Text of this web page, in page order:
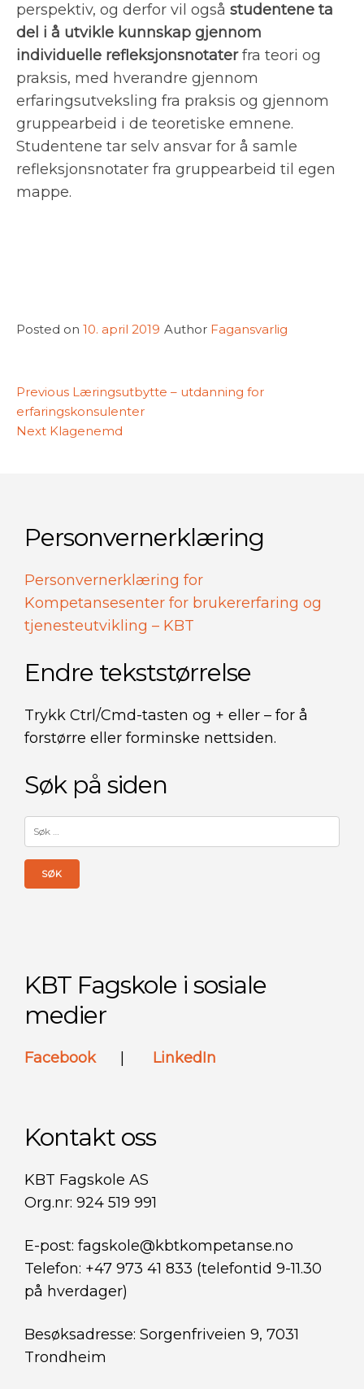
perspektiv, og derfor vil også studentene ta
del i å utvikle kunnskap gjennom
individuelle refleksjonsnotaterfra teori og
praksis, med hverandre gjennom
erfaringsutveksling fra praksis og gjennom
gruppearbeid i de teoretiske emnene.
Studentene tar selv ansvar for å samle
refleksjonsnotater fra gruppearbeid til egen
mappe.
Posted on 10. april 2019 Author Fagansvarlig
Innleggsnavigasjon
Previous Previous
post:
Læringsutbytte – utdanning for
erfaringskonsulenter
Next Next
Klagenemd
Personvernerklæring
Personvernerklæring for
Kompetansesenter for brukererfaring og
tjenesteutvikling – KBT
Endre tekststørrelse
Trykk Ctrl/Cmd-tasten og + eller – for å
forstørre eller forminske nettsiden.
Søk på siden
etter:
KBT Fagskole i sosiale
medier
Facebook LinkedIn
Kontakt oss
KBT Fagskole AS
Org.nr: 924 519 991
E-post: fagskole@kbtkompetanse.no
Telefon: +47 973 41 833 (telefontid 9-11.30
på hverdager)
Besøksadresse: Sorgenfriveien 9, 7031
Trondheim